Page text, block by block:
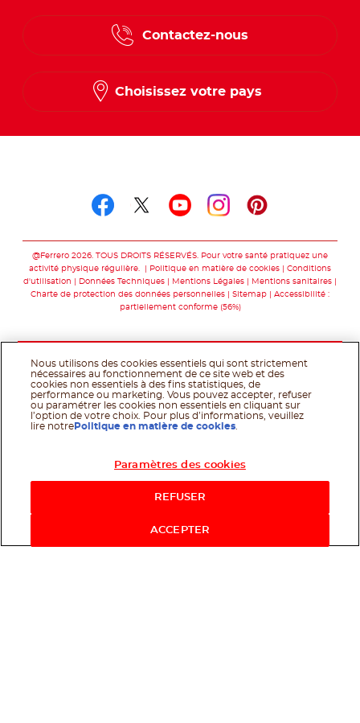
Contactez-nous
Choisissez votre pays
@Ferrero 2026. TOUS DROITS RÉSERVÉS. Pour votre santé pratiquez une
activité physique régulière.
Politique en matière de cookies
Conditions
d'utilisation
Données Techniques Mentions Légales
Mentions sanitaires
Charte de protection des données personnelles
Sitemap
Accessibilité :
partiellement conforme (56%)
Nous utilisons des cookies essentiels qui sont strictement
nécessaires au fonctionnement de ce site web et des
cookies non essentiels à des fins statistiques, de
performance ou marketing. Vous pouvez accepter, refuser
ou paramétrer les cookies non essentiels en cliquant sur
l’option de votre choix. Pour plus d’informations, veuillez
lire notre Politique en matière de cookies
Paramètres des cookies
REFUSER
ACCEPTER